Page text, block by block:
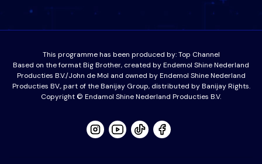
This programme has been produced by:Top Channel
Based on the format Big Brother, created by Endemol Shine Nederland
Producties B.V./John de Mol and owned by Endemol Shine Nederland
Producties BV., part of the Banijay Group, distributed by Banijay Rights.
Copyright © Endamol Shine Nederland Producties B.V.